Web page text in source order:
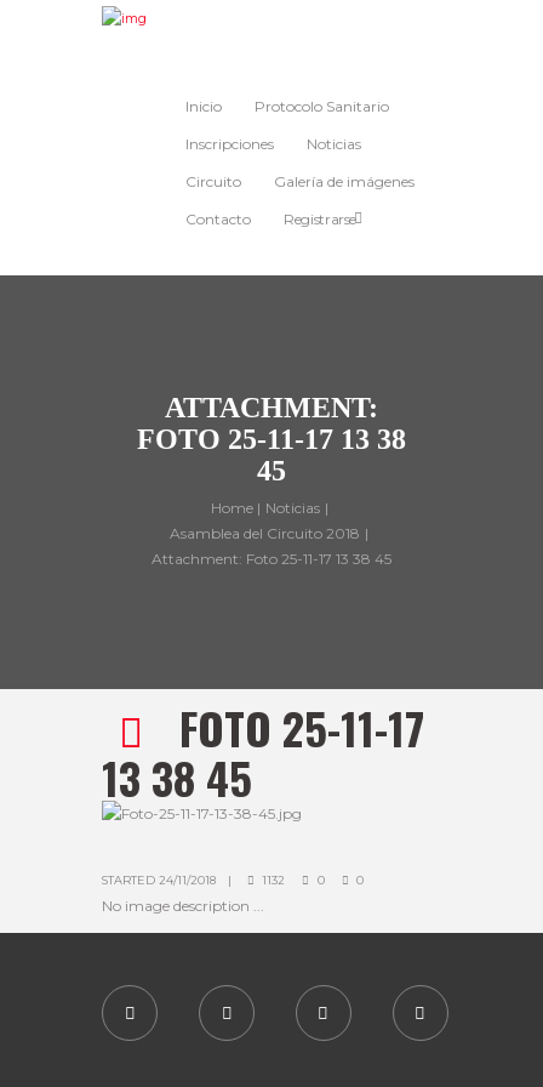
Inicio Protocolo Sanitario
Inscripciones Noticias
Circuito Galería de imágenes
Contacto Registrarse
ATTACHMENT:
FOTO 25-11-17 13 38
45
Home
Noticias
Asamblea del Circuito 2018
Attachment: Foto 25-11-17 13 38 45
FOTO 25-11-17
13 38 45
STARTED 24/11/2018 1132 0 0
No image description ...